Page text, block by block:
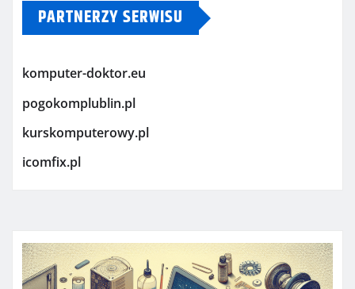
PARTNERZY SERWISU
komputer-doktor.eu
pogokomplublin.pl
kurskomputerowy.pl
icomfix.pl